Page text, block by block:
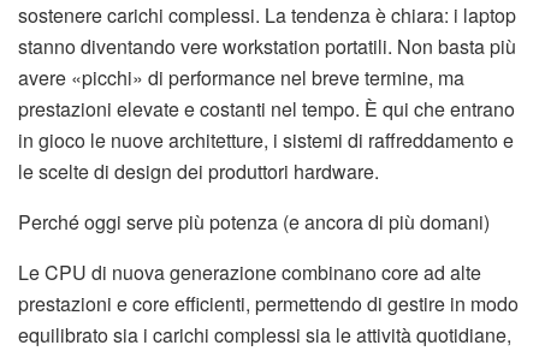
sostenere carichi complessi. La tendenza è chiara: i laptop
stanno diventando vere workstation portatili. Non basta più
avere «picchi» di performance nel breve termine, ma
prestazioni elevate e costanti nel tempo. È qui che entrano
in gioco le nuove architetture, i sistemi di raffreddamento e
le scelte di design dei produttori hardware.
Perché oggi serve più potenza (e ancora di più domani)
Le CPU di nuova generazione combinano core ad alte
prestazioni e core efficienti, permettendo di gestire in modo
equilibrato sia i carichi complessi sia le attività quotidiane,